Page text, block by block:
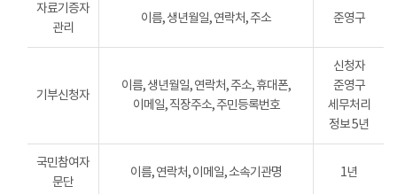
자료기증자
관리
이름, 생년월일, 연락처, 주소 준영구
기부신청자
이름, 생년월일, 연락처, 주소, 휴대폰,
이메일, 직장주소, 주민등록번호
신청자
준영구
세무처리
정보 5년
국민참여자
문단
이름, 연락처, 이메일, 소속기관명 1년